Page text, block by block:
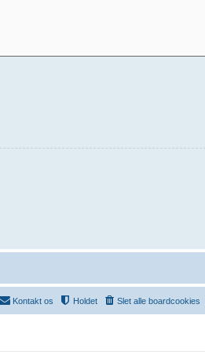
Slet alle boardcookies
Holdet
Kontakt os